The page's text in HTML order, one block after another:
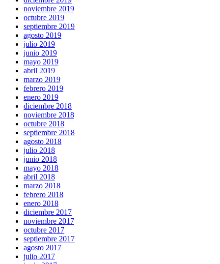
noviembre 2019
octubre 2019
septiembre 2019
agosto 2019
julio 2019
junio 2019
mayo 2019
abril 2019
marzo 2019
febrero 2019
enero 2019
diciembre 2018
noviembre 2018
octubre 2018
septiembre 2018
agosto 2018
julio 2018
junio 2018
mayo 2018
abril 2018
marzo 2018
febrero 2018
enero 2018
diciembre 2017
noviembre 2017
octubre 2017
septiembre 2017
agosto 2017
julio 2017